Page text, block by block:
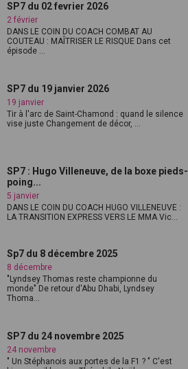
SP7 du 02 fevrier 2026
2 février
DANS LE COIN DU COACH COMBAT AU
COUTEAU : MAÎTRISER LE RISQUE Dans cet
épisode ...
SP7 du 19 janvier 2026
19 janvier
Tir à l'arc de Saint-Chamond : quand le silence
vise juste Changement de décor, ...
SP7 : Hugo Villeneuve, de la boxe pieds-
poing...
5 janvier
DANS LE COIN DU COACH HUGO VILLENEUVE :
LA TRANSITION EXPRESS VERS LE MMA Vic...
Sp7 du 8 décembre 2025
8 décembre
"Lyndsey Thomas reste championne du
monde" De retour d'Abu Dhabi, Lyndsey
Thoma...
SP7 du 24 novembre 2025
24 novembre
" Un Stéphanois aux portes de la F1 ? " C'est